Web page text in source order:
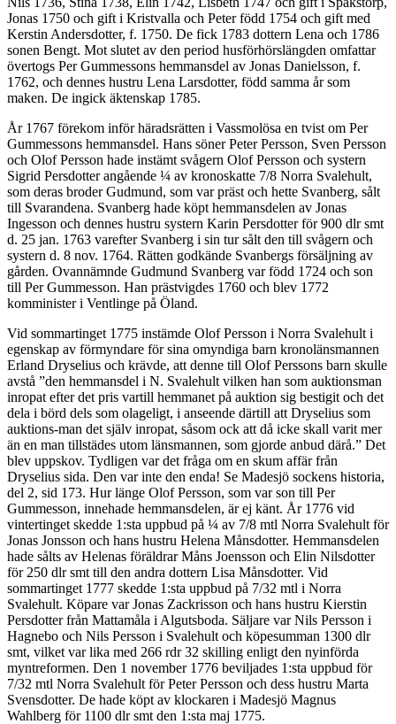
Jonas 1750 och gift i Kristvalla och Peter född 1754 och gift med
Kerstin Andersdotter, f. 1750. De fick 1783 dottern Lena och 1786
sonen Bengt. Mot slutet av den period husförhörslängden omfattar
övertogs Per Gummessons hemmansdel av Jonas Danielsson, f.
1762, och dennes hustru Lena Larsdotter, född samma år som
maken. De ingick äktenskap 1785.
År 1767 förekom inför häradsrätten i Vassmolösa en tvist om Per
Gummessons hemmansdel. Hans söner Peter Persson, Sven Persson
och Olof Persson hade instämt svågern Olof Persson och systern
Sigrid Persdotter angående ¼ av kronoskatte 7/8 Norra Svalehult,
som deras broder Gudmund, som var präst och hette Svanberg, sålt
till Svarandena. Svanberg hade köpt hemmansdelen av Jonas
Ingesson och dennes hustru systern Karin Persdotter för 900 dlr smt
d. 25 jan. 1763 varefter Svanberg i sin tur sålt den till svågern och
systern d. 8 nov. 1764. Rätten godkände Svanbergs försäljning av
gården. Ovannämnde Gudmund Svanberg var född 1724 och son
till Per Gummesson. Han prästvigdes 1760 och blev 1772
komminister i Ventlinge på Öland.
Vid sommartinget 1775 instämde Olof Persson i Norra Svalehult i
egenskap av förmyndare för sina omyndiga barn kronolänsmannen
Erland Dryselius och krävde, att denne till Olof Perssons barn skulle
avstå ”den hemmansdel i N. Svalehult vilken han som auktionsman
inropat efter det pris vartill hemmanet på auktion sig bestigit och det
dela i börd dels som olageligt, i anseende därtill att Dryselius som
auktions-man det själv inropat, såsom ock att då icke skall varit mer
än en man tillstädes utom länsmannen, som gjorde anbud därå.” Det
blev uppskov. Tydligen var det fråga om en skum affär från
Dryselius sida. Den var inte den enda! Se Madesjö sockens historia,
del 2, sid 173. Hur länge Olof Persson, som var son till Per
Gummesson, innehade hemmansdelen, är ej känt. År 1776 vid
vintertinget skedde 1:sta uppbud på ¼ av 7/8 mtl Norra Svalehult för
Jonas Jonsson och hans hustru Helena Månsdotter. Hemmansdelen
hade sålts av Helenas föräldrar Måns Joensson och Elin Nilsdotter
för 250 dlr smt till den andra dottern Lisa Månsdotter. Vid
sommartinget 1777 skedde 1:sta uppbud på 7/32 mtl i Norra
Svalehult. Köpare var Jonas Zackrisson och hans hustru Kierstin
Persdotter från Mattamåla i Algutsboda. Säljare var Nils Persson i
Hagnebo och Nils Persson i Svalehult och köpesumman 1300 dlr
smt, vilket var lika med 266 rdr 32 skilling enligt den nyinförda
myntreformen. Den 1 november 1776 beviljades 1:sta uppbud för
7/32 mtl Norra Svalehult för Peter Persson och dess hustru Marta
Svensdotter. De hade köpt av klockaren i Madesjö Magnus
Wahlberg för 1100 dlr smt den 1:sta maj 1775.